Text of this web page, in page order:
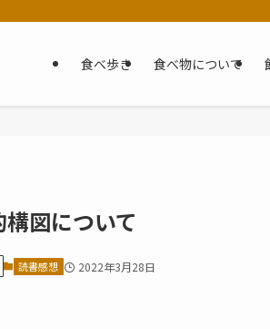
食べ歩き 食べ物について
図について
読書感想 2022年3月28日